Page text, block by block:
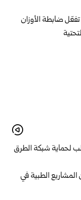
لحماية شبكة الطرق